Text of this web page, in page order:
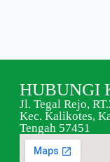
HUBUNGI
Jl. Tegal Rejo,
Kec. Kalikotes,
Tengah 57451